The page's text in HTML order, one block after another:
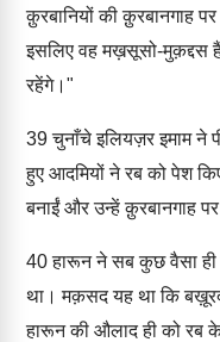
क़ुरबानियों की क़ुरबानगाह
इसलिए वह मख़सूसो-मुक़द्दस
रहेंगे।"
39चुनाँचे इलियज़र इमाम ने
हुए आदमियों ने रब को पेश
बनाईं और उन्हें क़ुरबानगाह पर
40हारून ने सब कुछ वैसा ही
था। मक़सद यह था कि
हारून की औलाद ही को रब